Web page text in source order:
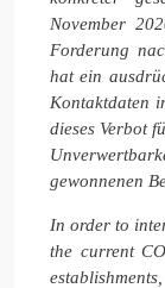
November
Forderung
hat ein
Kontaktdaten
dieses Verbot
gewonnenen
In order to
the current